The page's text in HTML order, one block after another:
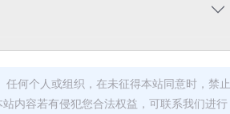
何个人或组织，在未征得本站同意时，禁止
内容若有侵犯您合法权益，可联系我们进行